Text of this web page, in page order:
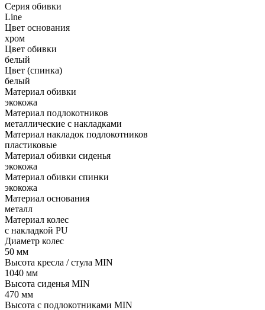
Серия обивки
Line
Цвет основания
хром
Цвет обивки
белый
Цвет (спинка)
белый
Материал обивки
экокожа
Материал подлокотников
металлические с накладками
Материал накладок подлокотников
пластиковые
Материал обивки сиденья
экокожа
Материал обивки спинки
экокожа
Материал основания
металл
Материал колес
с накладкой PU
Диаметр колес
50 мм
Высота кресла / стула MIN
1040 мм
Высота сиденья MIN
470 мм
Высота с подлокотниками MIN